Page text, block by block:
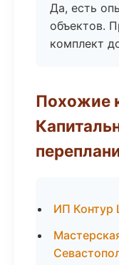
Да, есть
объектов.
комплект
Похожие
ИП Контур